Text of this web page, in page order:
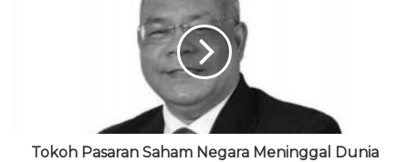
Tokoh Pasaran Saham Negara Meninggal Dunia